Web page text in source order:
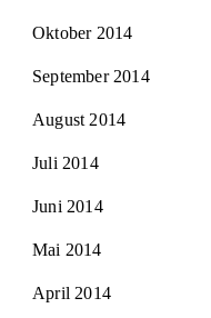
Oktober 2014
September 2014
August 2014
Juli 2014
Juni 2014
Mai 2014
April 2014